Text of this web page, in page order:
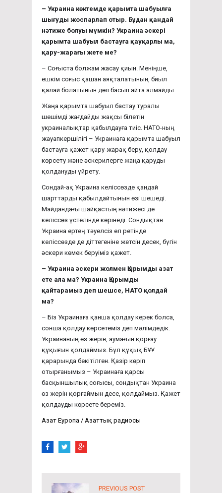
– Украина көктемде қарымта шабуылға
шығуды жоспарлап отыр. Бұдан қандай
нәтиже болуы мүмкін? Украина әскері
қарымта шабуыл бастауға қауқарлы ма,
қару-жарағы жете ме?
– Соғыста болжам жасау қиын. Меніңше,
ешкім соғыс қашан аяқталатынын, биыл
қалай болатынын дөп басып айта алмайды.
Жаңа қарымта шабуыл бастау туралы
шешімді жағдайды жақсы білетін
украиналықтар қабылдауға тиіс. НАТО-ның
жауапкершілігі – Украинаға қарымта шабуыл
бастауға қажет қару-жарақ беру, қолдау
көрсету және әскерилерге жаңа қаруды
қолдануды үйрету.
Сондай-ақ Украина келіссөзде қандай
шарттарды қабылдайтынын өзі шешеді.
Майдандағы шайқастың нәтижесі де
келіссөз үстелінде көрінеді. Сондықтан
Украина ертең тәуелсіз ел ретінде
келіссөзде де діттегеніне жетсін десек, бүгін
әскери көмек беруіміз қажет.
–​ Украина әскери жолмен Қырымды азат
ете ала ма? Украина Қырымды
қайтарамыз деп шешсе, НАТО қолдай
ма?
– Біз Украинаға қанша қолдау керек болса,
сонша қолдау көрсетеміз деп мәлімдедік.
Украинаның өз жерін, аумағын қорғау
құқығын қолдаймыз. Бұл құқық БҰҰ
қарарында бекітілген. Қазір көріп
отырғанымыз – Украинаға қарсы
басқыншылық соғысы, сондықтан Украина
өз жерін қорғаймын десе, қолдаймыз. Қажет
қолдауды көрсете береміз.
Азат Еуропа / Азаттық радиосы
PREVIOUS POST